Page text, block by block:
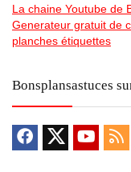
La chaine Youtube de
Generateur gratuit de
planches étiquettes
Bonsplansastuces